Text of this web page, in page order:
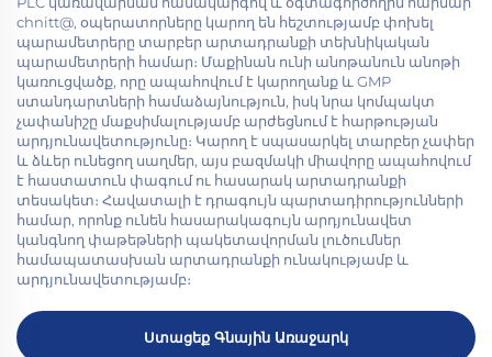
chnitt@, օպերատորները կարող են հեշտությամբ փոխել
պարամետրերը տարբեր արտադրանքի տեխնիկական
պարամետրերի համար։ Մաքինան ունի անոթանուն անոթի
կառուցվածք, որը ապահովում է կարողանք և GMP
ստանդարտների համաձայնություն, իսկ նրա կոմպակտ
չափանիշը մաքսիմալությամբ արժեցնում է հարթության
արդյունավետությունը։ Կարող է սպասարկել տարբեր չափեր
և ձևեր ունեցող սաղմեր, այս բազմակի միավորը ապահովում
է հաստատուն փագում ու հասարակ արտադրանքի
տեսակետ։ Հավատալի է դրագույն պարտադիրությունների
համար, որոնք ունեն հասարակագույն արդյունավետ
կանգնող փաթեթների պակետավորման լուծումներ
համապատասխան արտադրանքի ունակությամբ և
արդյունավետությամբ։
Ստացեք Գնային Առաջարկ